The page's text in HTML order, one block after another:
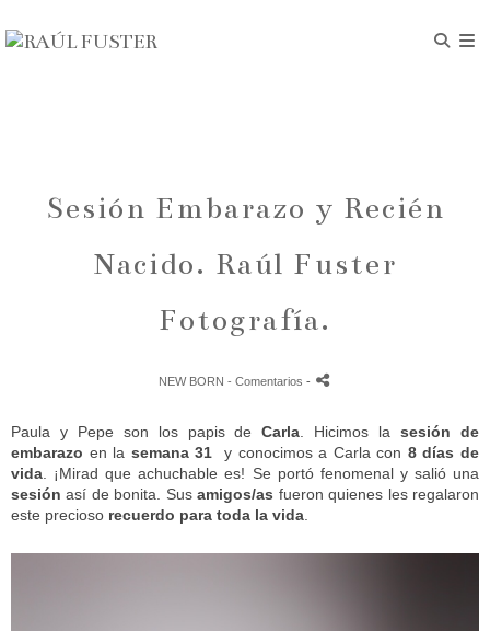
Sesión Embarazo y Recién
Nacido. Raúl Fuster
Fotografía.
NEW BORN - Comentarios -
Paula y Pepe son los papis deCarla . Hicimos lasesión de
embarazo en la semana 31 y conocimos a Carla con 8 días de
vida . ¡Mirad que achuchable es! Se portó fenomenal y salió una
sesiónasí de bonita. Susamigos/as fueron quienes les regalaron
este precioso recuerdo para toda la vida